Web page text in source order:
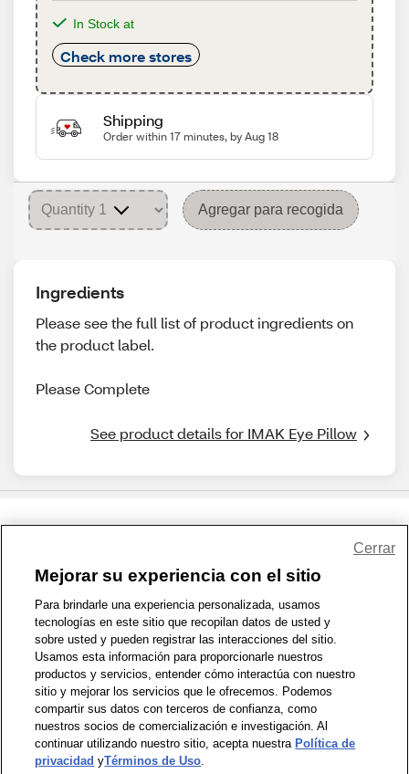
In Stock at
Check more stores
Shipping
Order within 17 minutes, by Aug 18
Agregar para recogida
Ingredients
Please see the full list of product ingredients on
the product label.
Please Complete
See product details for IMAK Eye Pillow
1-800-679-9691 | Contáctenos | Términos de Uso | Accesibilidad
Política de Privacidad | WA Privacy Policy | Mapa del sitio
Zona de Bienestar | © 1999 - 2026 CVS.com
Mejorar su experiencia con el sitio
Para brindarle una experiencia personalizada, usamos
tecnologías en este sitio que recopilan datos de usted y
sobre usted y pueden registrar las interacciones del sitio.
Usamos esta información para proporcionarle nuestros
productos y servicios, entender cómo interactúa con nuestro
sitio y mejorar los servicios que le ofrecemos. Podemos
compartir sus datos con terceros de confianza, como
nuestros socios de comercialización e investigación. Al
continuar utilizando nuestro sitio, acepta nuestra Política de
privacidad yTérminos de Uso.
Cerrar